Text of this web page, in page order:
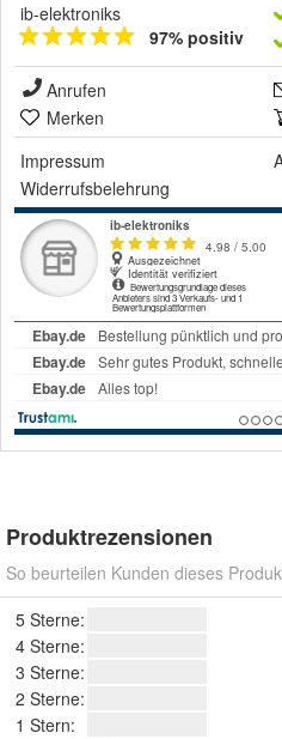
ib-elektroniks
97% positiv
Anrufen
Merken
Impressum
Widerrufsbelehrung
Produktrezensionen
So beurteilen Kunden dieses
5 Sterne:
4 Sterne:
3 Sterne:
2 Sterne:
1 Stern: